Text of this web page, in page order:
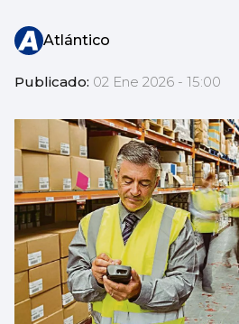
Atlántico
Publicado: 02 Ene 2026 - 15:00